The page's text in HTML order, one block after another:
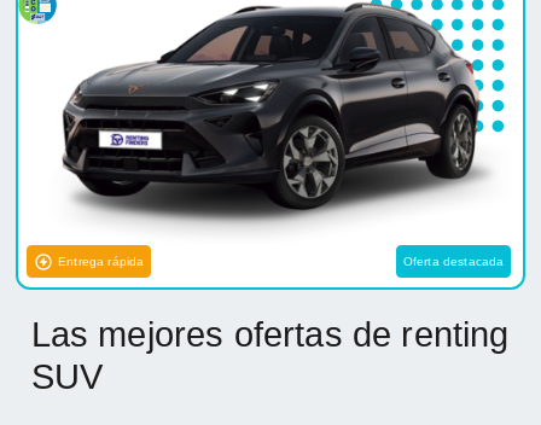
Entrega rápida Oferta destacada
Las mejores ofertas de renting
SUV